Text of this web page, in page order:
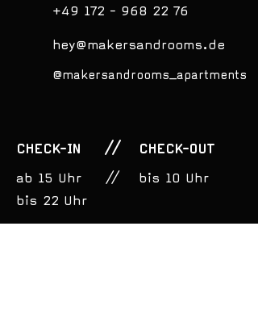
+49 172 - 968 22 76
hey@makersandrooms.de
@makersandrooms_apartments
CHECK-IN // CHECK-OUT
ab 15 Uhr // bis 10 Uhr
bis 22 Uhr